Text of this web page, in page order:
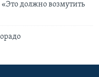
должно возмутить